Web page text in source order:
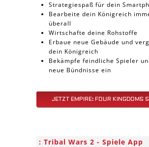
Strategiespaß für dein
Bearbeite dein Königreich
überall
Wirtschafte deine Rohstoffe
Erbaue neue Gebäude und
dein Königreich
Bekämpfe feindliche Spieler
neue Bündnisse ein
JETZT EMPIRE: FOUR KINGDOMS
Tribal Wars 2 - Spiele App